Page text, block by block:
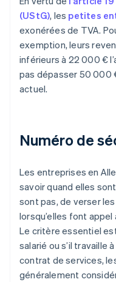
(UStG), les petites
exonérées de TVA.
exemption, leurs
inférieurs à 22 000 €
pas dépasser 50 000
actuel.
Numéro de
Les entreprises en
savoir quand elles
sont pas, de verser
lorsqu’elles font
Le critère essentiel
salarié ou s’il travaille
contrat de services,
généralement